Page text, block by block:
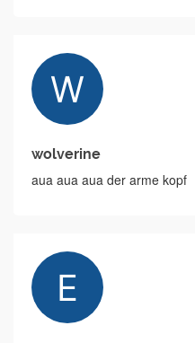
wolverine
aua aua aua der arme kopf